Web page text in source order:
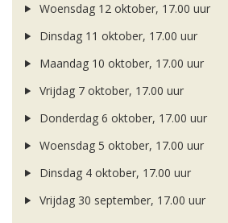
Woensdag 12 oktober, 17.00 uur
Dinsdag 11 oktober, 17.00 uur
Maandag 10 oktober, 17.00 uur
Vrijdag 7 oktober, 17.00 uur
Donderdag 6 oktober, 17.00 uur
Woensdag 5 oktober, 17.00 uur
Dinsdag 4 oktober, 17.00 uur
Vrijdag 30 september, 17.00 uur